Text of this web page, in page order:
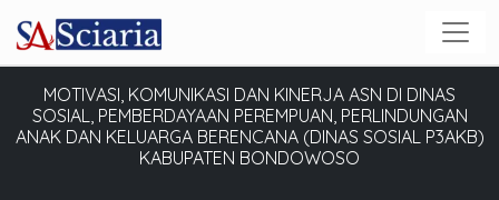
MOTIVASI, KOMUNIKASI DAN KINERJA ASN DI DINAS
SOSIAL, PEMBERDAYAAN PEREMPUAN, PERLINDUNGAN
ANAK DAN KELUARGA BERENCANA (DINAS SOSIAL P3AKB)
KABUPATEN BONDOWOSO